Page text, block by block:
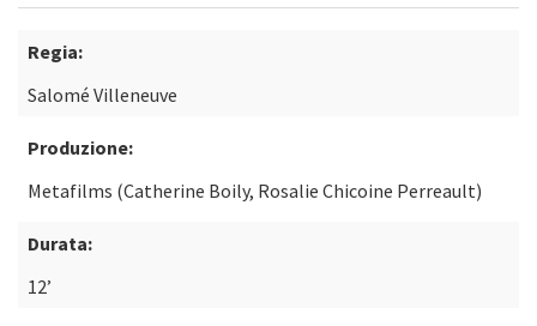
Regia:
Salomé Villeneuve
Produzione:
Metafilms (Catherine Boily, Rosalie Chicoine Perreault)
Durata:
12’